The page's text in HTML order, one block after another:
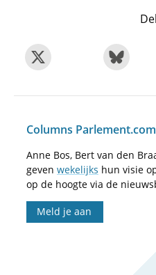
Columns Parlement.com
Anne Bos, Bert van den
geven wekelijks hun visie
op de hoogte via de
Meld je aan